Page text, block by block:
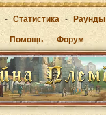
- Статистика - Раунды
Помощь - Форум